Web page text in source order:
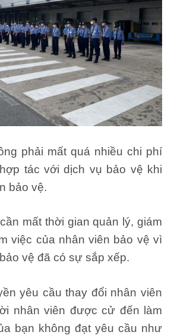
phải mất quá nhiều chi phí
tác với dịch vụ bảo vệ khi
bảo vệ.
mất thời gian quản lý, giám
việc của nhân viên bảo vệ vì
vệ đã có sự sắp xếp.
yêu cầu thay đổi nhân viên
nhân viên được cử đến làm
bạn không đạt yêu cầu như